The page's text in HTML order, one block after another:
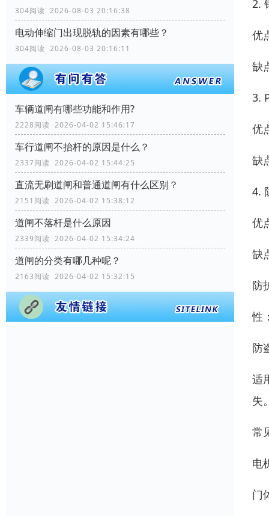
304阅读 2026-08-03 20:16:38
电动伸缩门出现脱轨的因素有哪些？
304阅读 2026-08-03 20:16:11
车辆道闸有哪些功能和作用?
2228阅读 2026-04-02 15:46:17
车行道闸不抬杆的原因是什么？
2337阅读 2026-04-02 15:44:25
直流无刷道闸和普通道闸有什么区别？
2151阅读 2026-04-02 15:38:12
道闸不落杆是什么原因
2339阅读 2026-04-02 15:34:24
道闸的分类有哪几种呢？
2163阅读 2026-04-02 15:32:15
2.
优
缺
3.
优
缺
4.
优
缺
防
性
防
适
失
常
电
门